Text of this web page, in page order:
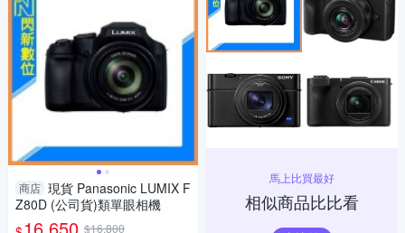
商店 現貨 Panasonic LUMIX F
Z80D (公司貨)類單眼相機
$16,800
馬上比買最好
相似商品比比看